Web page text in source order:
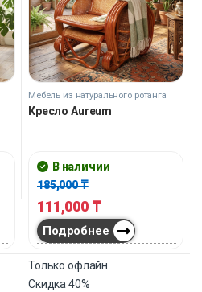
Мебель из натурального ротанга
Кресло Aureum
В наличии
185,000₸
111,000 ₸
Подробнее
Только офлайн
Скидка40%